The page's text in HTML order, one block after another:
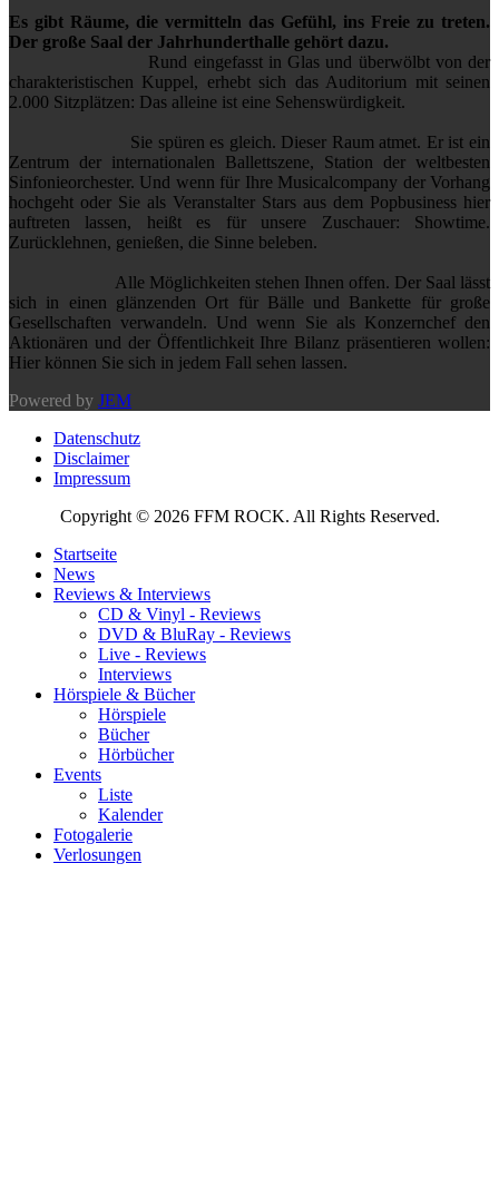
Es gibt Räume, die vermitteln das Gefühl, ins Freie zu treten.
Der große Saal der Jahrhunderthalle gehört dazu.
Rund eingefasst in Glas und überwölbt von der
charakteristischen Kuppel, erhebt sich das Auditorium mit seinen
2.000 Sitzplätzen: Das alleine ist eine Sehenswürdigkeit.
Sie spüren es gleich. Dieser Raum atmet. Er ist ein
Zentrum der internationalen Ballettszene, Station der weltbesten
Sinfonieorchester. Und wenn für Ihre Musicalcompany der Vorhang
hochgeht oder Sie als Veranstalter Stars aus dem Popbusiness hier
auftreten lassen, heißt es für unsere Zuschauer: Showtime.
Zurücklehnen, genießen, die Sinne beleben.
Alle Möglichkeiten stehen Ihnen offen. Der Saal lässt
sich in einen glänzenden Ort für Bälle und Bankette für große
Gesellschaften verwandeln. Und wenn Sie als Konzernchef den
Aktionären und der Öffentlichkeit Ihre Bilanz präsentieren wollen:
Hier können Sie sich in jedem Fall sehen lassen.
Powered by JEM
Datenschutz
Disclaimer
Impressum
Copyright © 2026 FFM ROCK. All Rights Reserved.
Startseite
News
Reviews & Interviews
CD & Vinyl - Reviews
DVD & BluRay - Reviews
Live - Reviews
Interviews
Hörspiele & Bücher
Hörspiele
Bücher
Hörbücher
Events
Liste
Kalender
Fotogalerie
Verlosungen